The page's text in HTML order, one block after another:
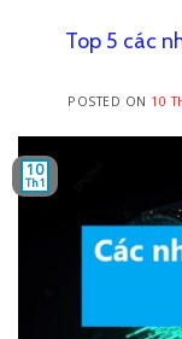
Top 5 các
POSTED ON 10
10
Th1